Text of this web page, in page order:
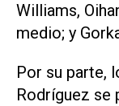
Williams,
medio; y
Por su parte,
Rodríguez se